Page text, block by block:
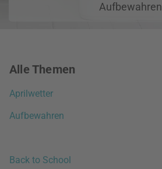
Aufbewahren
Alle Themen
Aprilwetter
Aufbewahren
Back to School